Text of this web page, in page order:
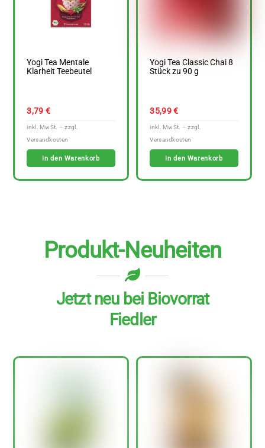
Yogi Tea Mentale
Klarheit Teebeutel
3,79 €
In den Warenkorb
Yogi Tea Classic Chai 8
Stück zu 90 g
35,99€
In den Warenkorb
Produkt-Neuheiten
Jetzt neu bei Biovorrat
Fiedler